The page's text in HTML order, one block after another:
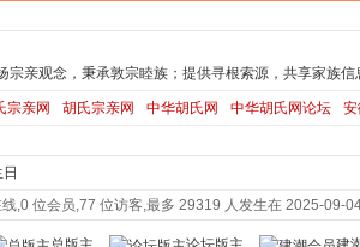
宗亲观念，秉承敦宗睦族；提供寻根索源，共享家族信
宗亲网 胡氏宗亲网 中华胡氏网 中华胡氏网论坛
,0 位会员,77 位访客,最多 29319 人发生在 2025-09-